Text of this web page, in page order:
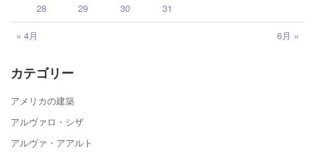
« 4月 6月 »
28 29 30 31
カテゴリー
アメリカの建築
アルヴァロ・シザ
アルヴァ・アアルト